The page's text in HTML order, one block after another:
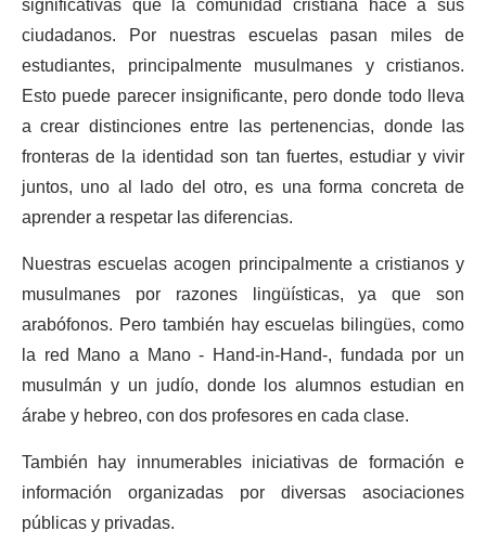
ciudadanos. Por nuestras escuelas pasan miles de
estudiantes, principalmente musulmanes y cristianos.
Esto puede parecer insignificante, pero donde todo lleva
a crear distinciones entre las pertenencias, donde las
fronteras de la identidad son tan fuertes, estudiar y vivir
juntos, uno al lado del otro, es una forma concreta de
aprender a respetar las diferencias.
Nuestras escuelas acogen principalmente a cristianos y
musulmanes por razones lingüísticas, ya que son
arabófonos. Pero también hay escuelas bilingües, como
la red Mano a Mano - Hand-in-Hand-, fundada por un
musulmán y un judío, donde los alumnos estudian en
árabe y hebreo, con dos profesores en cada clase.
También hay innumerables iniciativas de formación e
información organizadas por diversas asociaciones
públicas y privadas.